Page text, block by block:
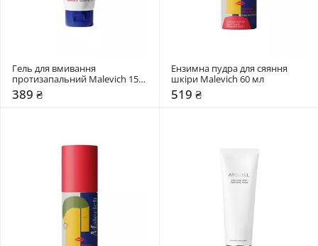
Гель для вмивання
протизапальний Malevich 150
мл
389 ₴
Ензимна пудра для сяяння
шкіри Malevich 60 мл
519 ₴